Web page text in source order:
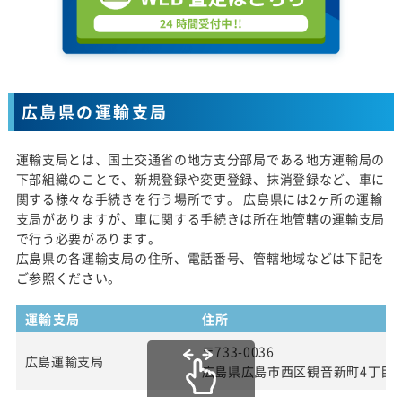
広島県の運輸支局
運輸支局とは、国土交通省の地方支分部局である地方運輸局の
下部組織のことで、新規登録や変更登録、抹消登録など、車に
関する様々な手続きを行う場所です。 広島県には2ヶ所の運輸
支局がありますが、車に関する手続きは所在地管轄の運輸支局
で行う必要があります。
広島県の各運輸支局の住所、電話番号、管轄地域などは下記を
ご参照ください。
運輸支局 住所
広島運輸支局
〒733-0036
広島県広島市西区観音新町4丁目